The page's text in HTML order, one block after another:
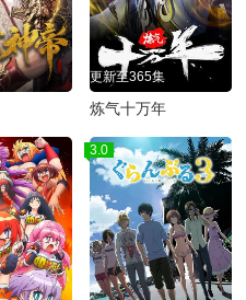
更新至365集
炼气十万年
3.0